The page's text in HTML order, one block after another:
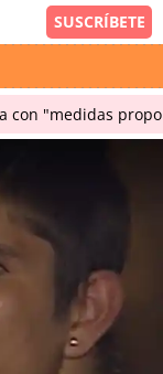
con "medidas